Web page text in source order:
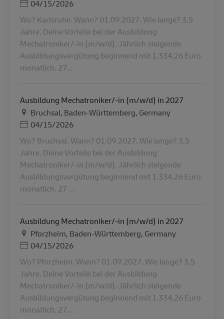
Posted Date
04/15/2026
Wo? Karlsruhe. Wann? 01.09.2027. Wie lange? 3,5
Jahre. Deine Vorteile bei der Ausbildung
Mechatroniker/-in (m/w/d). Jährlich steigende
Ausbildungsvergütung beginnend mit 1.334,26 Euro
monatlich. 27...
Ausbildung Mechatroniker/-in (m/w/d) in 2027
地点Bruchsal, Baden-Württemberg, Germany
Posted Date
04/15/2026
Wo? Bruchsal. Wann? 01.09.2027. Wie lange? 3,5
Jahre. Deine Vorteile bei der Ausbildung
Mechatroniker/-in (m/w/d). Jährlich steigende
Ausbildungsvergütung beginnend mit 1.334,26 Euro
monatlich. 27 ...
Ausbildung Mechatroniker/-in (m/w/d) in 2027
地点Pforzheim, Baden-Württemberg, Germany
Posted Date
04/15/2026
Wo? Pforzheim. Wann? 01.09.2027. Wie lange? 3,5
Jahre. Deine Vorteile bei der Ausbildung
Mechatroniker/-in (m/w/d). Jährlich steigende
Ausbildungsvergütung beginnend mit 1.334,26 Euro
monatlich. 27...